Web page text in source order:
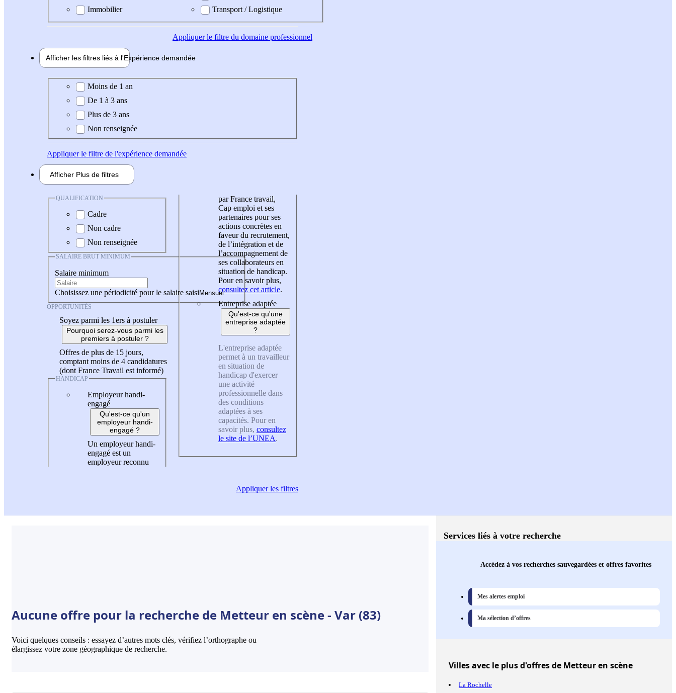
Immobilier
Transport / Logistique
Appliquerle filtre du domaine professionnel
Afficher les filtres liés à l'Expérience demandée
Expérience demandée
Moins de 1 an
De 1 à 3 ans
Plus de 3 ans
Non renseignée
Appliquerle filtre de l'expérience demandée
Afficher Plus de filtres
QUALIFICATION
Cadre
Non cadre
Non renseignée
SALAIRE BRUT MINIMUM
Salaire minimum
Choisissez une périodicité pour le salaire saisi
OPPORTUNITÉS
Soyez parmi les 1ers à postuler
Pourquoi serez-vous parmi les
premiers à postuler ?
Offres de plus de 15 jours,
comptant moins de 4 candidatures
(dont France Travail est informé)
HANDICAP
Employeur handi-
engagé
Qu'est-ce qu'un
employeur handi-
engagé ?
Un employeur handi-
engagé est un
employeur reconnu
par France travail,
Cap emploi et ses
partenaires pour ses
actions concrètes en
faveur du recrutement,
de l’intégration et de
l’accompagnement de
ses collaborateurs en
situation de handicap.
Pour en savoir plus,
consultez cet article.
Entreprise adaptée
Qu'est-ce qu'une
entreprise adaptée
?
L'entreprise adaptée
permet à un travailleur
en situation de
handicap d'exercer
une activité
professionnelle dans
des conditions
adaptées à ses
capacités. Pour en
savoir plus, consultez
le site de l’UNEA.
Appliquerles filtres
Aucune offre pour la recherche de Metteur en scène - Var (83)
Voici quelques conseils : essayez d’autres mots clés, vérifiez l’orthographe ou
élargissez votre zone géographique de recherche.
Services liés à votre recherche
Accédez à vos recherches sauvegardées et offres favorites
Mes alertes emploi
Ma sélection d’offres
Villesavec le plus d'offres de Metteur en scène
La Rochelle